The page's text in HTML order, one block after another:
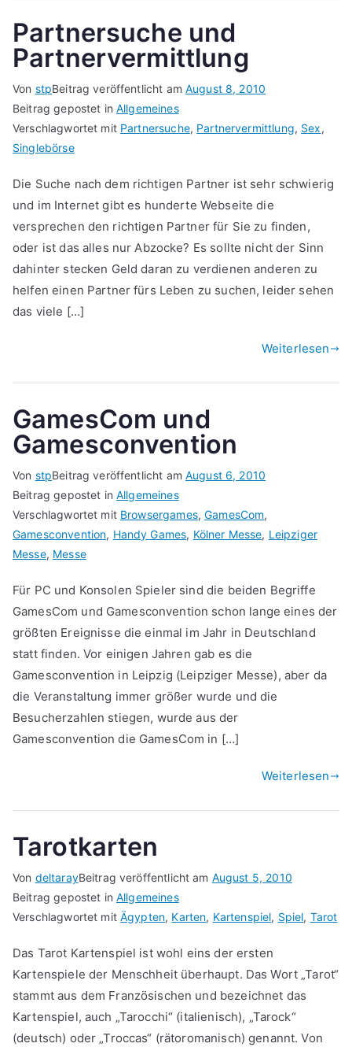
Partnersuche und
Partnervermittlung
Von stpBeitrag veröffentlicht am August 8, 2010
Beitrag gepostet inAllgemeines
Verschlagwortet mit Partnersuche, Partnervermittlung, Sex,
Singlebörse
Die Suche nach dem richtigen Partner ist sehr schwierig
und im Internet gibt es hunderte Webseite die
versprechen den richtigen Partner für Sie zu finden,
oder ist das alles nur Abzocke? Es sollte nicht der Sinn
dahinter stecken Geld daran zu verdienen anderen zu
helfen einen Partner fürs Leben zu suchen, leider sehen
das viele […]
Weiterlesen
GamesCom und
Gamesconvention
Von stpBeitrag veröffentlicht am August 6, 2010
Beitrag gepostet inAllgemeines
Verschlagwortet mit Browsergames,GamesCom,
Gamesconvention, Handy Games, Kölner Messe, Leipziger
Messe, Messe
Für PC und Konsolen Spieler sind die beiden Begriffe
GamesCom und Gamesconvention schon lange eines der
größten Ereignisse die einmal im Jahr in Deutschland
statt finden. Vor einigen Jahren gab es die
Gamesconvention in Leipzig (Leipziger Messe), aber da
die Veranstaltung immer größer wurde und die
Besucherzahlen stiegen, wurde aus der
Gamesconvention die GamesCom in […]
Weiterlesen
Tarotkarten
Von deltarayBeitrag veröffentlicht am August 5, 2010
Beitrag gepostet inAllgemeines
Verschlagwortet mitÄgypten, Karten, Kartenspiel, Spiel, Tarot
Das Tarot Kartenspiel ist wohl eins der ersten
Kartenspiele der Menschheit überhaupt. Das Wort „Tarot“
stammt aus dem Französischen und bezeichnet das
Kartenspiel, auch „Tarocchi“ (italienisch), „Tarock“
(deutsch) oder „Troccas“ (rätoromanisch) genannt. Von